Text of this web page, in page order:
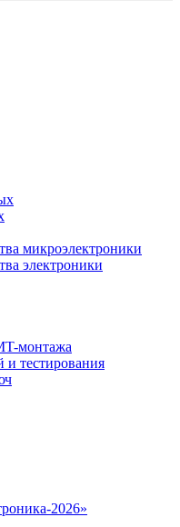
микроэлектроники
электроники
монтажа
и тестирования
2026»